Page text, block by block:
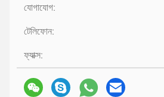
যোগাযোগ:
টেলিফোন:
ফ্যাক্স: